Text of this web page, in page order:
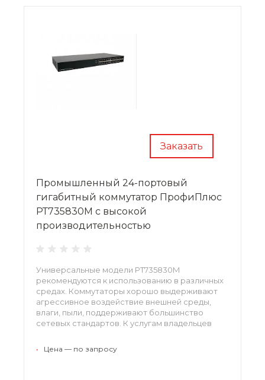
Заказать
Промышленный 24-портовый
гигабитный коммутатор ПрофиПлюс
РТ735830М с высокой
производительностью
Универсальные модели РТ735830М
рекомендуются к использованию в различных
средах. Коммутаторы хорошо выдерживают
агрессивное воздействие внешней среды,
влаги, пыли, поддерживают большинство
сетевых стандартов. К услугам владельцев
большинства задач, высокий уровень
• Цена — по запросу